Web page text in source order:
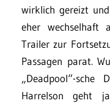
wirklich gereizt
eher wechselhaft
Trailer zur
Passagen parat.
„Deadpool“-sche
Harrelson geht